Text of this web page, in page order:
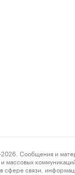
и
связи,